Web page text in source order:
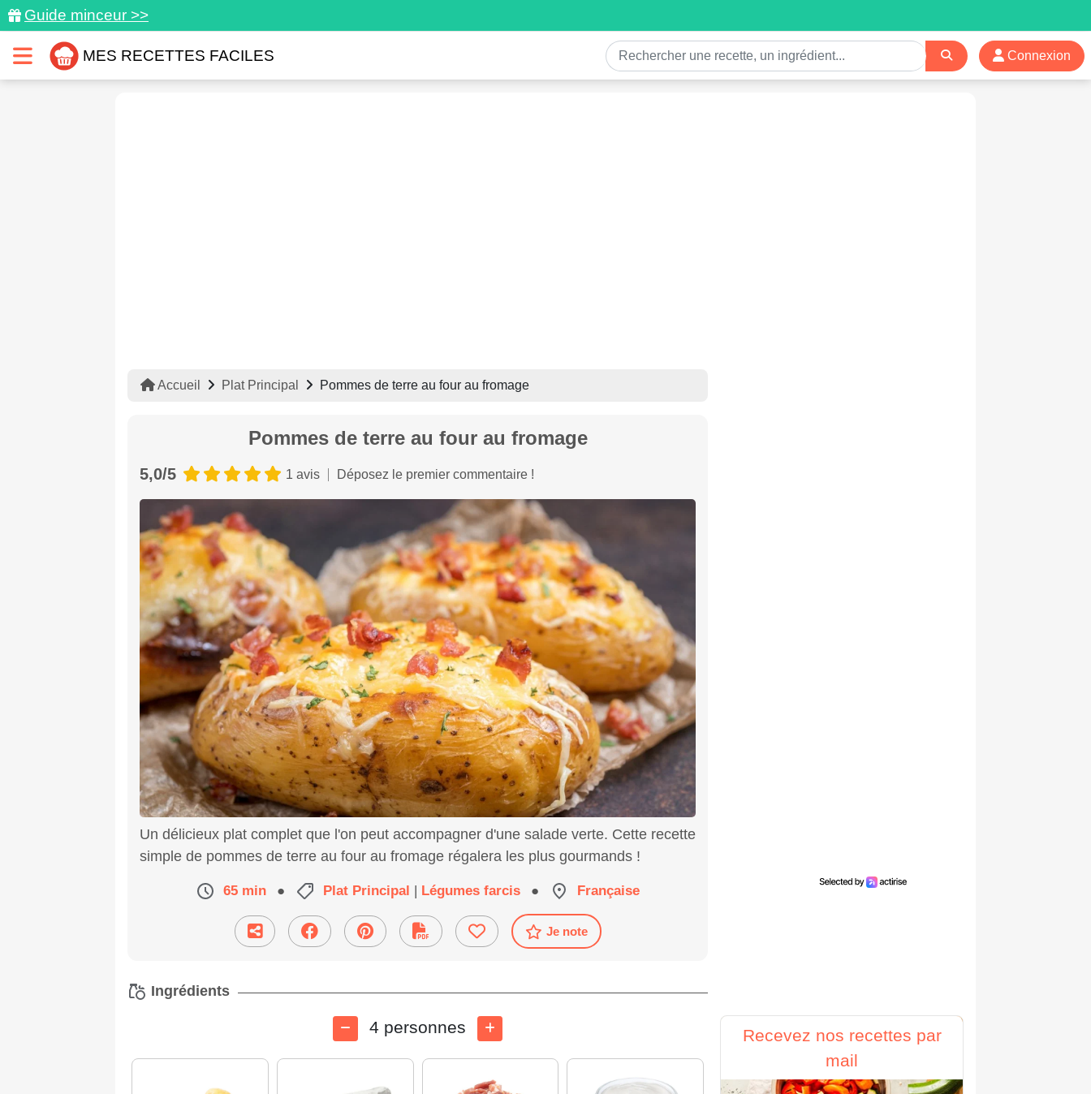
Guide minceur >>
MES RECETTES FACILES Connexion
Accueil Plat Principal Pommes de terre au four au fromage
Pommes de terre au four au fromage
5,0/5 1 avis Déposez le premier commentaire !
Un délicieux plat complet que l'on peut accompagner d'une salade verte. Cette recette
simple de pommes de terre au four au fromage régalera les plus gourmands !
65 min ● Plat Principal | Légumes farcis ● Française
Je note
Ingrédients
4 personnes
Recevez nos recettes par
mail